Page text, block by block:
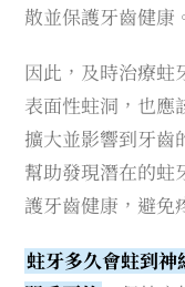
散並保護牙齒健康
因此，及時治療蛀
表面性蛀洞，也應
擴大並影響到牙齒
幫助發現潛在的蛀
護牙齒健康，避免
蛀牙多久會蛀到